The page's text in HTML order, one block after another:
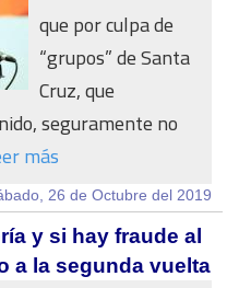
que por culpa de
“grupos” de Santa
Cruz, que
seguramente no
más
26 de Octubre del 2019
y si hay fraude al
a la segunda vuelta